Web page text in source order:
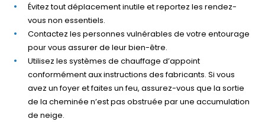
Évitez tout déplacement inutile et reportez les rendez-
vous non essentiels.
Contactez les personnes vulnérables de votre entourage
pour vous assurer de leur bien-être.
Utilisez les systèmes de chauffage d’appoint
conformément aux instructions des fabricants. Si vous
avez un foyer et faites un feu, assurez-vous que la sortie
de la cheminée n’est pas obstruée par une accumulation
de neige.